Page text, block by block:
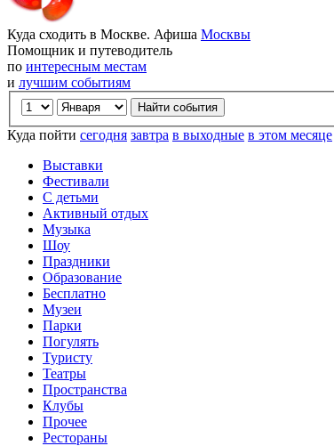
Куда сходить в Москве. Афиша Москвы
Помощник и путеводитель
по интересным местам
и лучшим событиям
Куда пойти сегодня завтра в выходные в этом месяце
Выставки
Фестивали
С детьми
Активный отдых
Музыка
Шоу
Праздники
Образование
Бесплатно
Музеи
Парки
Погулять
Туристу
Театры
Пространства
Клубы
Прочее
Рестораны